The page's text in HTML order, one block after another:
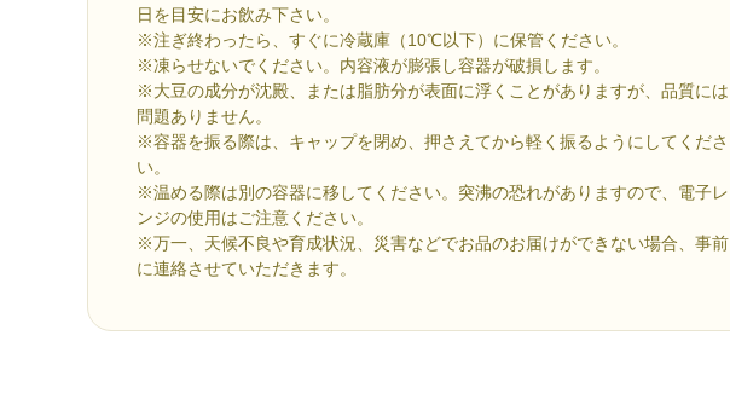
日を目安にお飲み下さい。
※注ぎ終わったら、すぐに冷蔵庫（10℃以下）に保管ください。
※凍らせないでください。内容液が膨張し容器が破損します。
※大豆の成分が沈殿、または脂肪分が表面に浮くことがありますが、品質には
問題ありません。
※容器を振る際は、キャップを閉め、押さえてから軽く振るようにしてくださ
い。
※温める際は別の容器に移してください。突沸の恐れがありますので、電子レ
ンジの使用はご注意ください。
※万一、天候不良や育成状況、災害などでお品のお届けができない場合、事前
に連絡させていただきます。